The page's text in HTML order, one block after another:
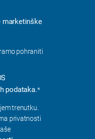
marketinške
pohraniti
podataka.*
trenutku.
privatnosti